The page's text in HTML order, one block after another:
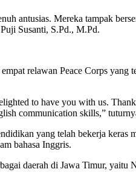
antusias. Mereka tampak
Susanti, S.Pd., M.Pd.
relawan Peace Corps
to have you with us.
communication skills,”
yang telah bekerja
bahasa Inggris.
daerah di Jawa Timur,